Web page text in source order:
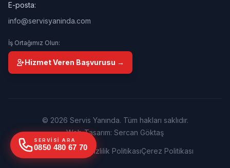
E-posta:
info@servisyaninda.com
İş Ortağımız Olun:
Hizmet Veren Başvurusu →
© 2026 Servis Yanında. Tüm hakları saklıdır.
Web Tasarım: Sercan Göktaş
Kullanım Şartları Gizlilik PolitikasıÇerez Politikası
SERVISI ARA
0850 480 67 70